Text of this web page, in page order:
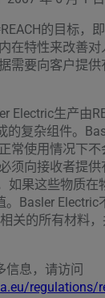
的目标，
在特性来改善
需要向客户提
Electric生产由
的复杂组件。
常使用情况下
须向接收者提
如果这些物质
。Basler Electric
关的所有材料
信息，请访问
regulations/